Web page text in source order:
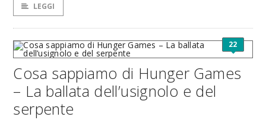
LEGGI
22
Cosa sappiamo di Hunger Games
– La ballata dell’usignolo e del
serpente